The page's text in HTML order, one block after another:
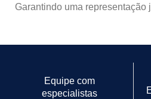
Garantindo uma representação
Equipe com
especialistas